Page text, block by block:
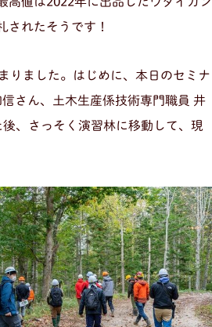
れたそうです！
りました。はじめに、本日のセミナ
さん、土木生産係技術専門職員 井
、さっそく演習林に移動して、現